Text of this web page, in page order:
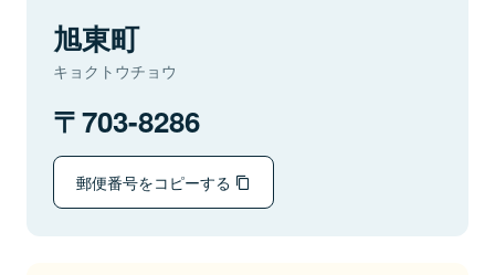
旭東町
キョクトウチョウ
703-8286
郵便番号をコピーする